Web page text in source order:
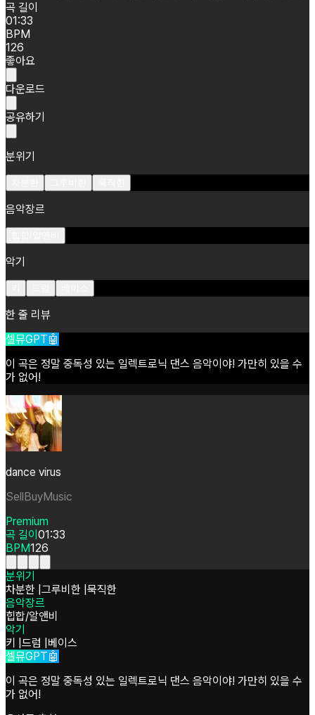
곡 길이
01:33
BPM
126
좋아요
다운로드
공유하기
분위기
음악장르
악기
한 줄 리뷰
셀뮤GPT🤖
이 곡은 정말 중독성 있는 일렉트로닉 댄스 음악이야! 가만히 있을 수
가 없어!
dance virus
SellBuyMusic
Premium
곡 길이 01:33
BPM126
분위기
차분한 그루비한 묵직한
음악장르
힙합/알앤비
악기
키 드럼
베이스
셀뮤GPT🤖
이 곡은 정말 중독성 있는 일렉트로닉 댄스 음악이야! 가만히 있을 수
가 없어!